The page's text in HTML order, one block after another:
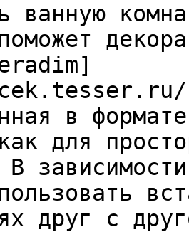
ванную
в
для
В
друг с